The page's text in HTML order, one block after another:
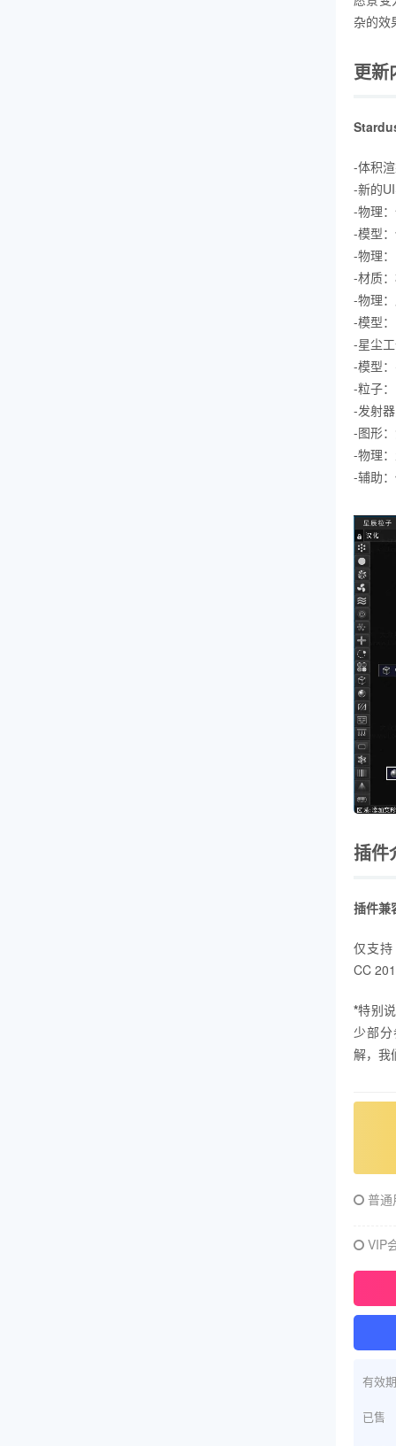
杂的效
更新
-体积
-新的
-物理
-模型
-物理
-材质
-物理
-模型
-星尘
-模型
-粒子
-发射
-图形
-物理
-辅助
插件
插件兼
仅支持
CC
*特别
少部
解，我
普
VIP
有效期
已售